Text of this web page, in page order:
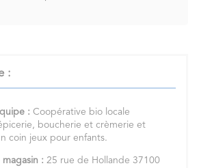
:
: Coopérative bio locale
boucherie et crèmerie et
coin jeux pour enfants.
: 25 rue de Hollande 37100